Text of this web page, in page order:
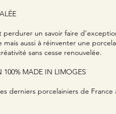
perdurer un savoir faire
mais aussi à réinventer une
sans cesse renouvelée.
100% MADE IN LIMOGES
derniers porcelainiers de